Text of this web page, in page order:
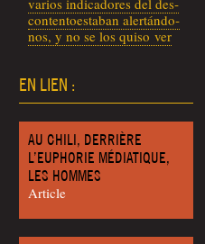
con­ten­toes­ta­ban alertán­do­
nos, y no se los qui­so ver
EN LIEN :
AU CHILI, DERRIÈRE
L’EUPHORIE MÉDIATIQUE,
LES HOMMES
Article